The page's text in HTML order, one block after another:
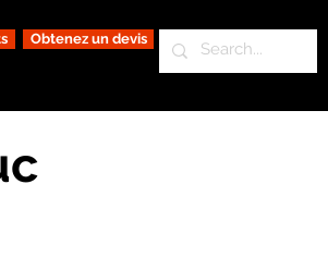
Obtenez un devis